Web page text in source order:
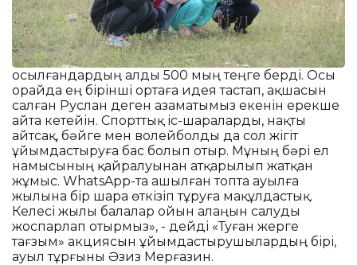
Қосылғандардың алды 500 мың теңге берді. Осы
орайда ең бірінші ортаға идея тастап, ақшасын
салған Руслан деген азаматымыз екенін ерекше
айта кетейін. Спорттық іс-шараларды, нақты
айтсақ, бәйге мен волейболды да сол жігіт
ұйымдастыруға бас болып отыр. Мұның бәрі ел
намысының қайралуынан атқарылып жатқан
жұмыс. WhatsApp-та ашылған топта ауылға
жылына бір шара өткізіп тұруға мақұлдастық.
Келесі жылы балалар ойын алаңын салуды
жоспарлап отырмыз», - дейді «Туған жерге
тағзым» акциясын ұйымдастырушылардың бірі,
ауыл тұрғыны Әзиз Мерғазин.